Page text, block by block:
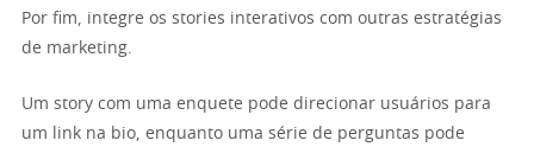
Por fim, integre os stories interativos com outras estratégias
de marketing.
Um story com uma enquete pode direcionar usuários para
um link na bio, enquanto uma série de perguntas pode